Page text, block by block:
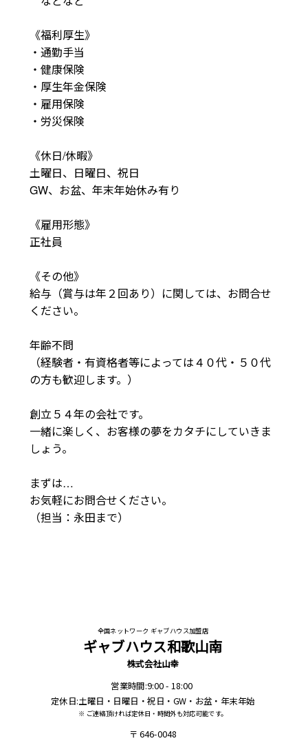
《福利厚生》
・通勤手当
・健康保険
・厚生年金保険
・雇用保険
・労災保険
《休日/休暇》
土曜日、日曜日、祝日
GW、お盆、年末年始休み有り
《雇用形態》
正社員
《その他》
給与（賞与は年２回あり）に関しては、お問合せ
ください。
年齢不問
（経験者・有資格者等によっては４０代・５０代
の方も歓迎します。）
創立５４年の会社です。
一緒に楽しく、お客様の夢をカタチにしていきま
しょう。
まずは…
お気軽にお問合せください。
（担当：永田まで）
全国ネットワーク ギャブハウス加盟店
ギャブハウス和歌山南
株式会社山幸
営業時間:9:00 - 18:00
定休日:土曜日・日曜日・祝日・GW・お盆・年末年始
※ ご連絡頂ければ定休日・時間外も対応可能です。
646-0048